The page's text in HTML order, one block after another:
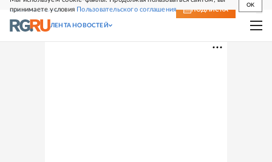
принимаете условия Пользовательского соглашения
OK
СВЕЖИЙ НОМЕР ПОДПИСКА
ЛЕНТА НОВОСТЕЙ